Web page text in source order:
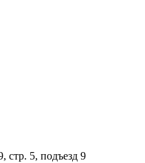
стр. 5, подъезд 9